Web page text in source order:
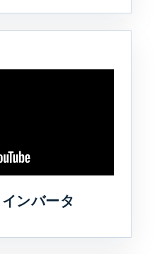
ンバータ